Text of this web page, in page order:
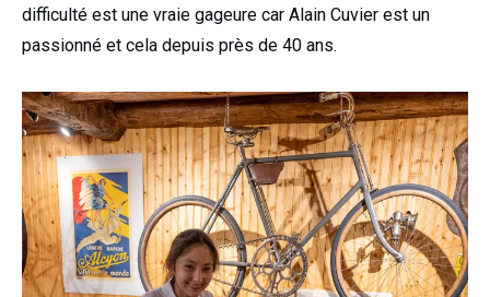
difficulté est une vraie gageure car Alain Cuvier est un
passionné et cela depuis près de 40 ans.